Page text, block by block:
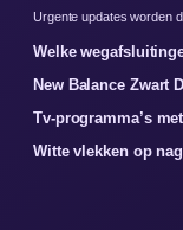
Urgente updates worden
Welke
New Balance Zwart
Tv-programma’s
Witte vlekken op